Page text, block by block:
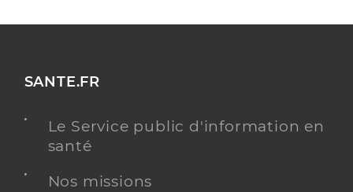
SANTE.FR
Le Service public d'information en
santé
Nos missions